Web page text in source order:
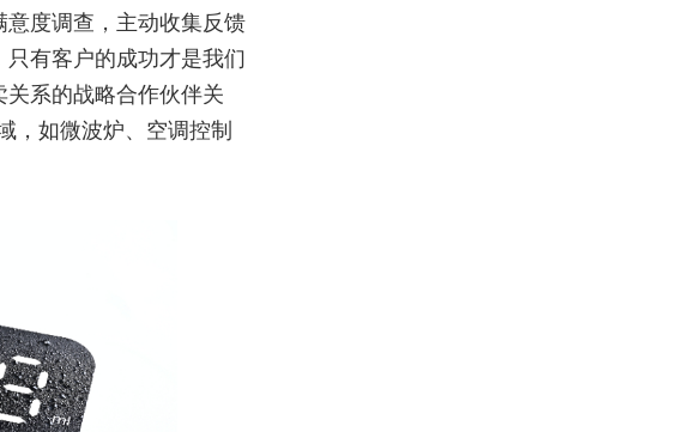
度调查，主动收集反馈
有客户的成功才是我们
系的战略合作伙伴关
，如微波炉、空调控制